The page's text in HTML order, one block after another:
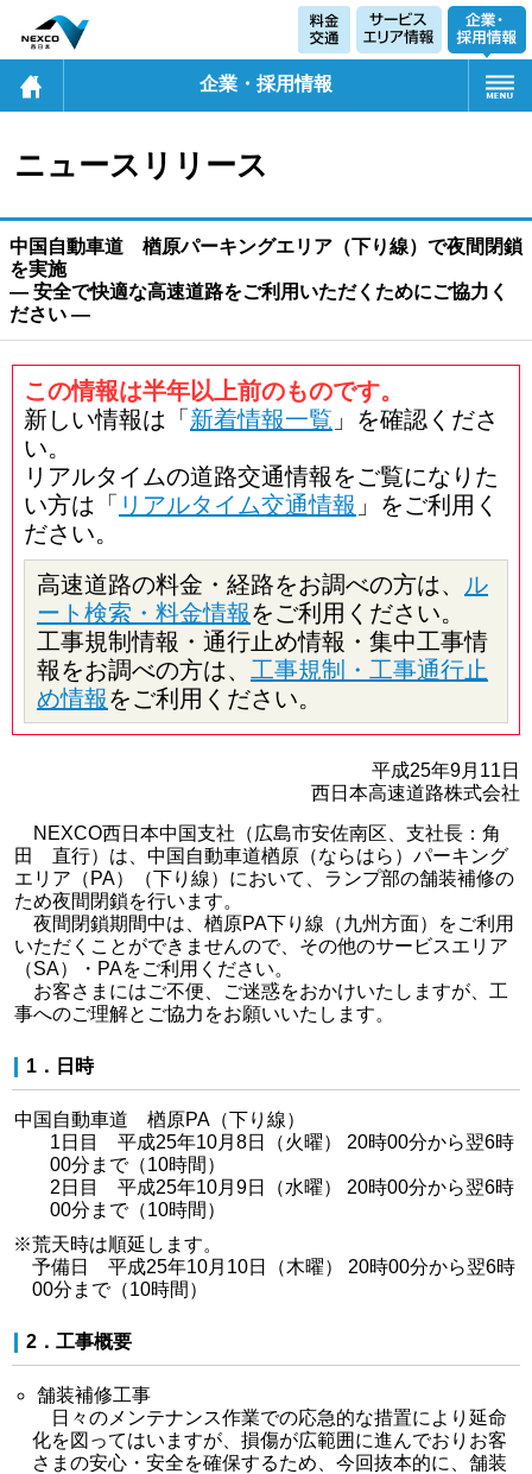
企業・採用情報
ニュースリリース
中国自動車道 楢原パーキングエリア（下り線）で夜間閉鎖
を実施
― 安全で快適な高速道路をご利用いただくためにご協力く
ださい ―
この情報は半年以上前のものです。
新しい情報は「 新着情報一覧 」を確認くださ
い。
リアルタイムの道路交通情報をご覧になりた
い方は「 リアルタイム交通情報 」をご利用く
ださい。
高速道路の料金・経路をお調べの方は、 ル
ート検索・料金情報をご利用ください。
工事規制情報・通行止め情報・集中工事情
報をお調べの方は、 工事規制・工事通行止
め情報をご利用ください。
平成25年9月11日
西日本高速道路株式会社
NEXCO西日本中国支社（広島市安佐南区、支社長：角
田 直行）は、中国自動車道楢原（ならはら）パーキング
エリア（PA）（下り線）において、ランプ部の舗装補修の
ため夜間閉鎖を行います。
夜間閉鎖期間中は、楢原PA下り線（九州方面）をご利用
いただくことができませんので、その他のサービスエリア
（SA）・PAをご利用ください。
お客さまにはご不便、ご迷惑をおかけいたしますが、工
事へのご理解とご協力をお願いいたします。
1．日時
中国自動車道 楢原PA（下り線）
1日目 平成25年10月8日（火曜） 20時00分から翌6時
00分まで（10時間）
2日目 平成25年10月9日（水曜） 20時00分から翌6時
00分まで（10時間）
※荒天時は順延します。
予備日 平成25年10月10日（木曜） 20時00分から翌6時
00分まで（10時間）
2．工事概要
舗装補修工事
日々のメンテナンス作業での応急的な措置により延命
化を図ってはいますが、損傷が広範囲に進んでおりお客
さまの安心・安全を確保するため、今回抜本的に、舗装